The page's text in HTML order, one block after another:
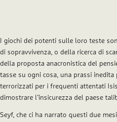
I giochi dei potenti sulle loro teste
di sopravvivenza, o della ricerca di
della proposta anacronistica del
tasse su ogni cosa, una prassi inedita
terrorizzati per i frequenti attentati
dimostrare l’insicurezza del paese
Seyf, che ci ha narrato questi due